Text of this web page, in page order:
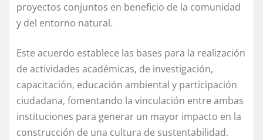
proyectos conjuntos en beneficio de la comunidad
y del entorno natural.
Este acuerdo establece las bases para la realización
de actividades académicas, de investigación,
capacitación, educación ambiental y participación
ciudadana, fomentando la vinculación entre ambas
instituciones para generar un mayor impacto en la
construcción de una cultura de sustentabilidad.